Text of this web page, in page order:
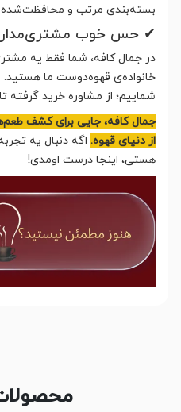
بسته‌بندی مرتب و محافظت‌شده
✔ حس خوب
در جمال کافه، شما فقط یه
خانواده‌ی قهوه‌دوست ما هستید.
شماییم؛ از مشاوره خرید گرفته
جمال کافه، جایی برای کشف
از دنیای قهوه. اگه دنبال یه
هستی، اینجا درست اومدی!